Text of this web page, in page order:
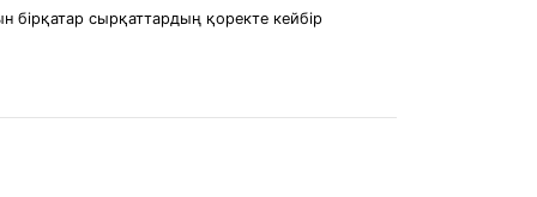
бірқатар сырқаттардың қоректе кейбір